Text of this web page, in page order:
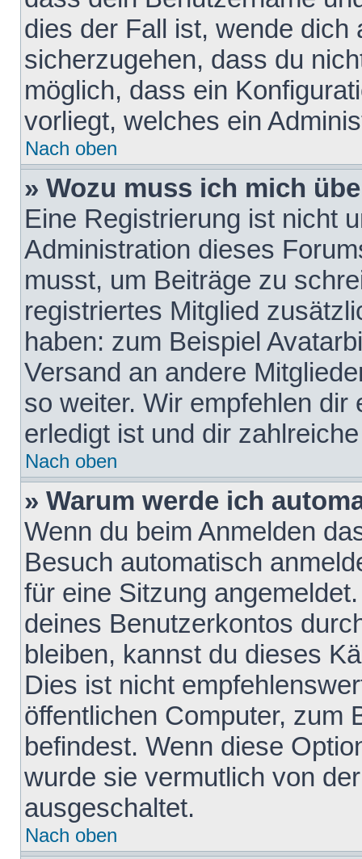
dies der Fall ist, wende dich
sicherzugehen, dass du
möglich, dass ein
vorliegt, welches ein
Nach oben
» Wozu muss ich mich
Eine Registrierung ist nicht
Administration dieses
musst, um Beiträge zu
registriertes Mitglied
haben: zum Beispiel
Versand an andere
so weiter. Wir empfehlen
erledigt ist und dir
Nach oben
» Warum werde ich
Wenn du beim Anmelden
Besuch automatisch
für eine Sitzung
deines Benutzerkontos
bleiben, kannst du dieses
Dies ist nicht
öffentlichen Computer, zum
befindest. Wenn diese
wurde sie vermutlich von
ausgeschaltet.
Nach oben